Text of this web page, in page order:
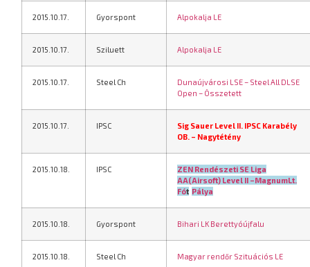
2015.10.17. Gyorspont Alpokalja LE
2015.10.17. Sziluett Alpokalja LE
2015.10.17. Steel Ch
Dunaújvárosi LSE – Steel All DLSE
Open – Összetett
2015.10.17. IPSC
Sig Sauer Level II. IPSC Karabély
OB. – Nagytétény
2015.10.18. IPSC
ZEN Rendészeti SE Liga
AA(Airsoft) Level II –MagnumLt.
Fót Pálya
2015.10.18. Gyorspont Bihari LK Berettyóújfalu
2015.10.18. Steel Ch Magyar rendőr Szituációs LE